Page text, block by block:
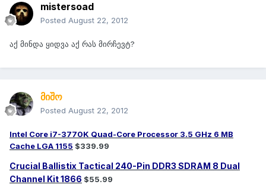
mistersoad
Posted August 22, 2012
აქ მინდა ყიდვა აქ რას მირჩევტ?
მიშო
Posted August 22, 2012
Intel Core i7-3770K Quad-Core Processor 3.5 GHz 6 MB
Cache LGA 1155 $339.99
Crucial Ballistix Tactical 240-Pin DDR3 SDRAM 8 Dual
Channel Kit 1866 $55.99